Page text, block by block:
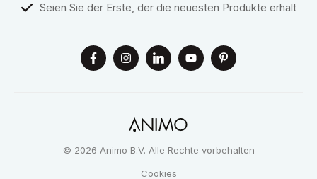
Seien Sie der Erste, der die neuesten Produkte erhält
© 2026 Animo B.V. Alle Rechte vorbehalten
Cookies